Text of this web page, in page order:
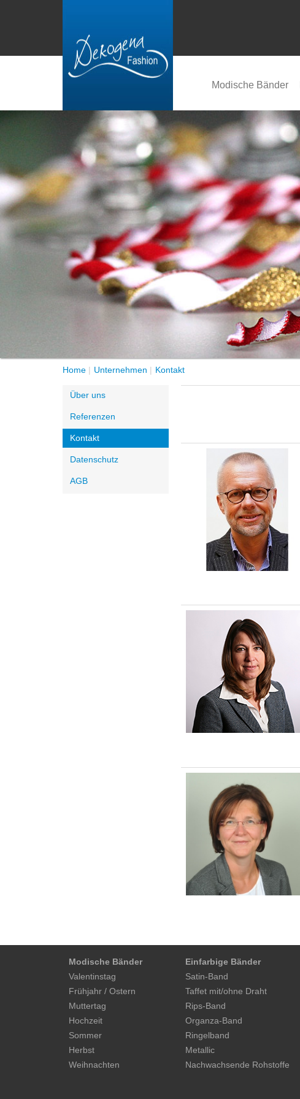
Modische Bänder
Home Unternehmen Kontakt
Über uns
Referenzen
Kontakt
Datenschutz
AGB
Modische Bänder
Valentinstag
Frühjahr / Ostern
Muttertag
Hochzeit
Sommer
Herbst
Weihnachten
Einfarbige Bänder
Satin-Band
Taffet mit/ohne Draht
Rips-Band
Organza-Band
Ringelband
Metallic
Nachwachsende Rohstoffe